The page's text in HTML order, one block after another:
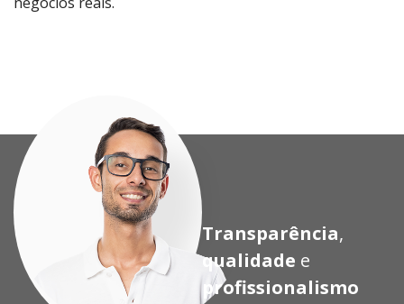
Transparência,
qualidade e
profissionalismo